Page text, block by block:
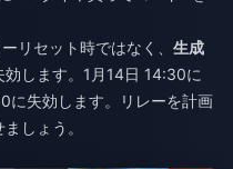
リセット時ではなく、 生成
効します。1月14日 14:30に
に失効します。リレーを計画
しょう。